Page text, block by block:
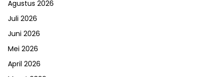
Agustus 2026
Juli 2026
Juni 2026
Mei 2026
April 2026